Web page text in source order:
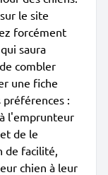
le site
forcément
saura
combler
une fiche
:
l'emprunteur
de le
de facilité,
chien à leur